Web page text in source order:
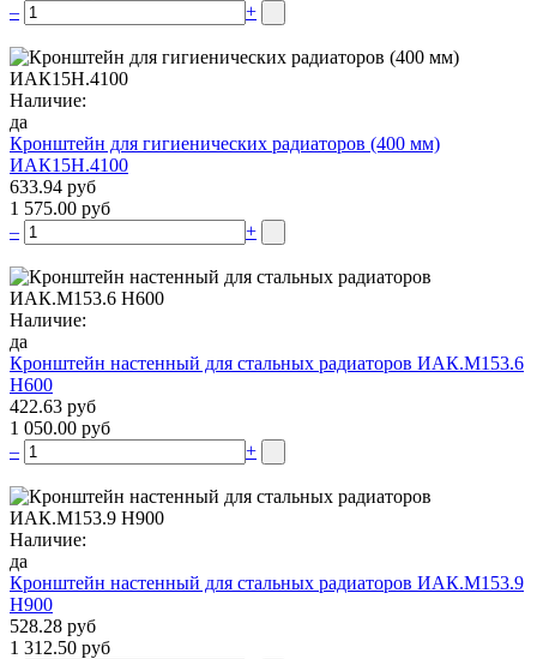
–
+
Наличие:
да
Кронштейн для гигиенических радиаторов (400 мм)
ИАК15Н.4100
633.94 руб
1 575.00 руб
–
+
Наличие:
да
Кронштейн настенный для стальных радиаторов ИАК.М153.6
Н600
422.63 руб
1 050.00 руб
–
+
Наличие:
да
Кронштейн настенный для стальных радиаторов ИАК.М153.9
Н900
528.28 руб
1 312.50 руб